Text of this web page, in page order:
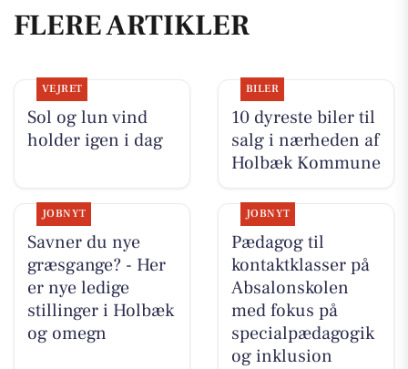
FLERE ARTIKLER
VEJRET
Sol og lun vind
holder igen i dag
BILER
10 dyreste biler til
salg i nærheden af
Holbæk Kommune
JOBNYT
Savner du nye
græsgange? - Her
er nye ledige
stillinger i Holbæk
og omegn
JOBNYT
Pædagog til
kontaktklasser på
Absalonskolen
med fokus på
specialpædagogik
og inklusion